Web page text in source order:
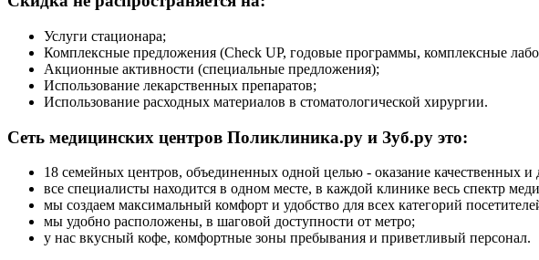
Услуги стационара;
Комплексные предложения (Check UP, годовые программы, комплексные
Акционные активности (специальные предложения);
Использование лекарственных препаратов;
Использование расходных материалов в стоматологической хирургии.
Сеть медицинских центров Поликлиника.ру и Зуб.ру это:
18 семейных центров, объединенных одной целью - оказание качественных
все специалисты находится в одном месте, в каждой клинике весь спектр
мы создаем максимальный комфорт и удобство для всех категорий
мы удобно расположены, в шаговой доступности от метро;
у нас вкусный кофе, комфортные зоны пребывания и приветливый персонал.